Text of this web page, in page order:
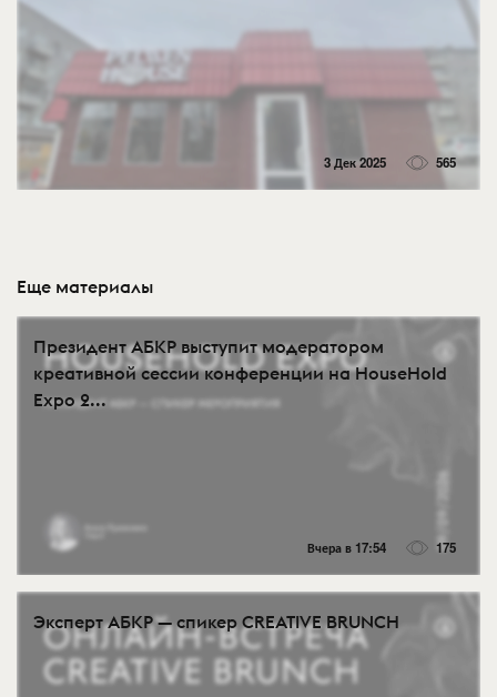
3 Дек 2025 565
Еще материалы
Президент АБКР выступит модератором
креативной сессии конференции на HouseHold
Expo 2...
Вчера в 17:54 175
Эксперт АБКР — спикер CREATIVE BRUNCH